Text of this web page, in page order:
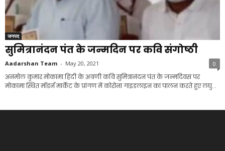
जनपद
सुमित्रानंदन पंत के जन्मदिन पर कवि संगोष्ठी
Aadarshan Team - May 20, 2021 0
अनमोल कुमार.मोकामा.हिंदी के अग्रणी कवि सुमित्रानंदन पंत के जन्मदिवस पर
मोकामा स्थित मॉडर्न मार्केट के प्रांगण में कोरोना गाइडलाइन का पालन करते हुए लघु...